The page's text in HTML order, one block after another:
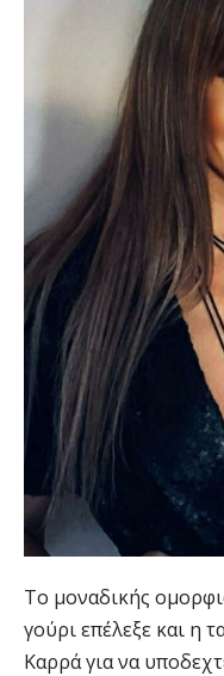
Το μοναδικής
γούρι επέλεξε και η
Καρρά για να